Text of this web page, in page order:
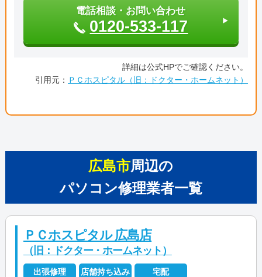
電話相談・お問い合わせ
0120-533-117
詳細は公式HPでご確認ください。
引用元： ＰＣホスピタル（旧：ドクター・ホームネット）
広島市周辺の
パソコン修理業者一覧
ＰＣホスピタル 広島店
（旧：ドクター・ホームネット）
出張修理 店舗持ち込み 宅配